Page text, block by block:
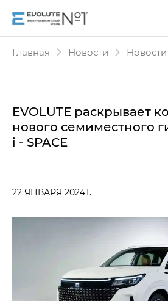
Главная Новости Новости
EVOLUTE раскрывает
нового семиместного
i - SPACE
22 ЯНВАРЯ 2024 Г.